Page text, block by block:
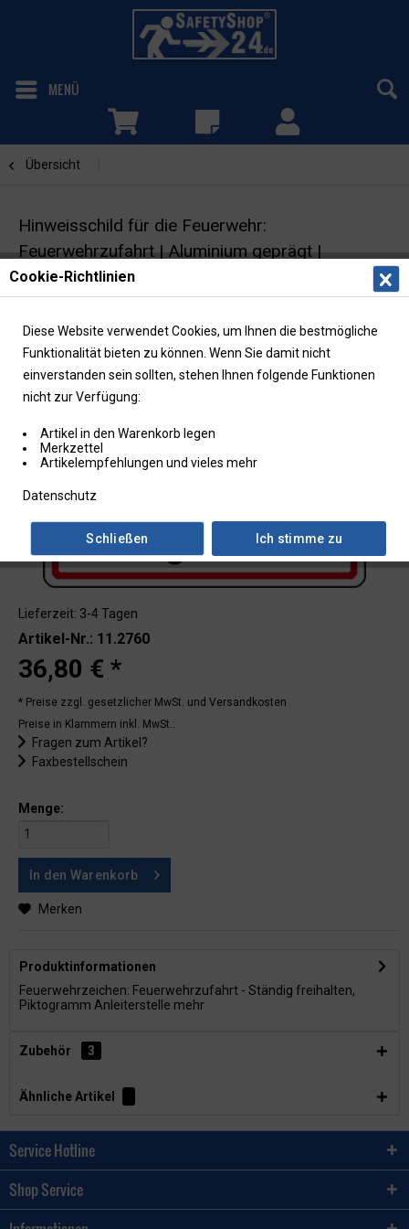
MENÜ
Übersicht
Hinweisschild für die Feuerwehr:
Feuerwehrzufahrt | Aluminium geprägt |
50x35cm
Anleiterstelle
Lieferzeit: 3-4 Tagen
Artikel-Nr.: 11.2760
36,80 € *
* Preise zzgl. gesetzlicher MwSt. und Versandkosten
Preise in Klammern inkl. MwSt.:
Fragen zum Artikel?
Faxbestellschein
Menge:
In den Warenkorb
Merken
Produktinformationen
Feuerwehrzeichen: Feuerwehrzufahrt - Ständig freihalten,
Piktogramm Anleiterstelle mehr
Zubehör 3
Ähnliche Artikel
Service Hotline
Shop Service
Cookie-Richtlinien
Diese Website verwendet Cookies, um Ihnen die bestmögliche
Funktionalität bieten zu können. Wenn Sie damit nicht
einverstanden sein sollten, stehen Ihnen folgende Funktionen
nicht zur Verfügung:
Artikel in den Warenkorb legen
Merkzettel
Artikelempfehlungen und vieles mehr
Datenschutz
Ich stimme zu
Schließen